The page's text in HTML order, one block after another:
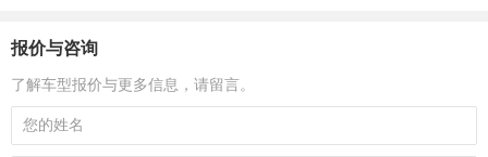
报价与咨询
了解车型报价与更多信息，请留言。